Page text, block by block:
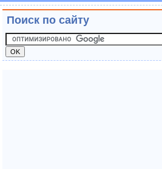
Поиск по сайту